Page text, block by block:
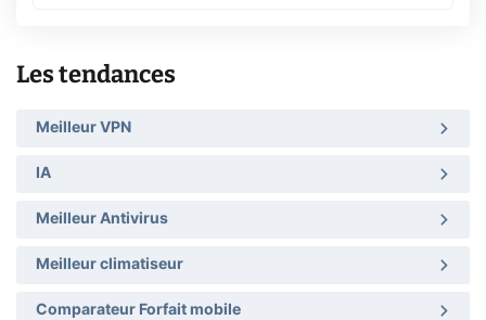
Les tendances
Meilleur VPN
IA
Meilleur Antivirus
Meilleur climatiseur
Comparateur Forfait mobile